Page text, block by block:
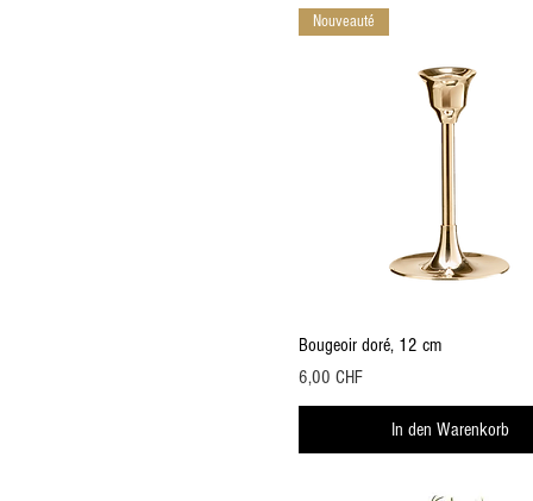
Schnellansicht
Nouveauté
Bougeoir doré, 12 cm
Preis
6,00 CHF
In den Warenkorb